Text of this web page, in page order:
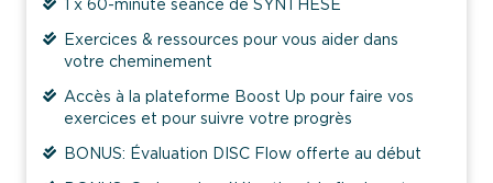
1 x 60-minute séance de SYNTHÈSE
Exercices & ressources pour vous aider dans
votre cheminement
Accès à la plateforme Boost Up pour faire vos
exercices et pour suivre votre progrès
BONUS: Évaluation DISC Flow offerte au début